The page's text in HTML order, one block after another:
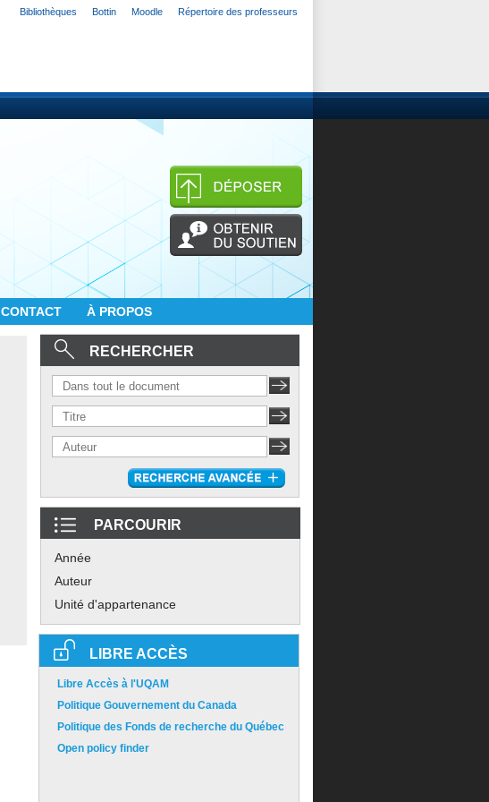
Bibliothèques Bottin Moodle Répertoire des professeurs
CONTACT À PROPOS
RECHERCHER
PARCOURIR
Année
Auteur
Unité d'appartenance
LIBRE ACCÈS
Libre Accès à l'UQAM
Politique Gouvernement du Canada
Politique des Fonds de recherche du Québec
Open policy finder